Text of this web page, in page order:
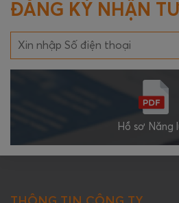
ĐĂNG KÝ NHẬN
Hồ sơ Năng